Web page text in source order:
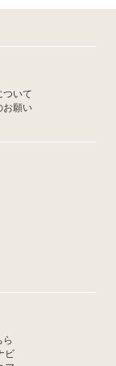
ついて
お願い
ビ